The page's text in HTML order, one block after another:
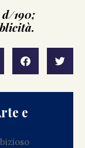
d/190;
e